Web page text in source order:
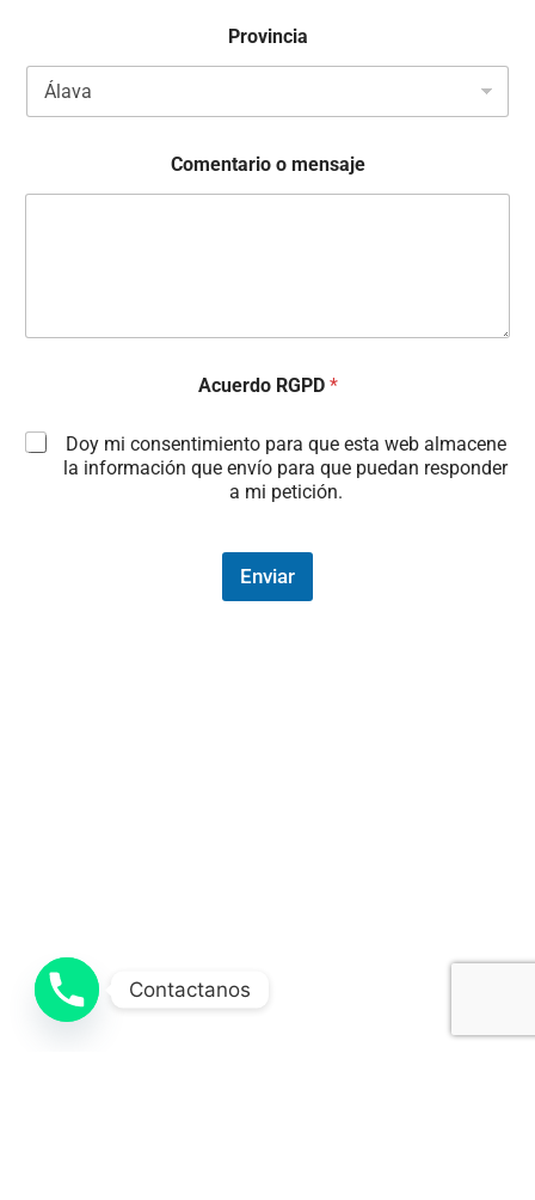
Provincia
Comentario o mensaje
Acuerdo RGPD *
Doy mi consentimiento para que esta web almacene
la información que envío para que puedan responder
a mi petición.
Enviar
Contactanos